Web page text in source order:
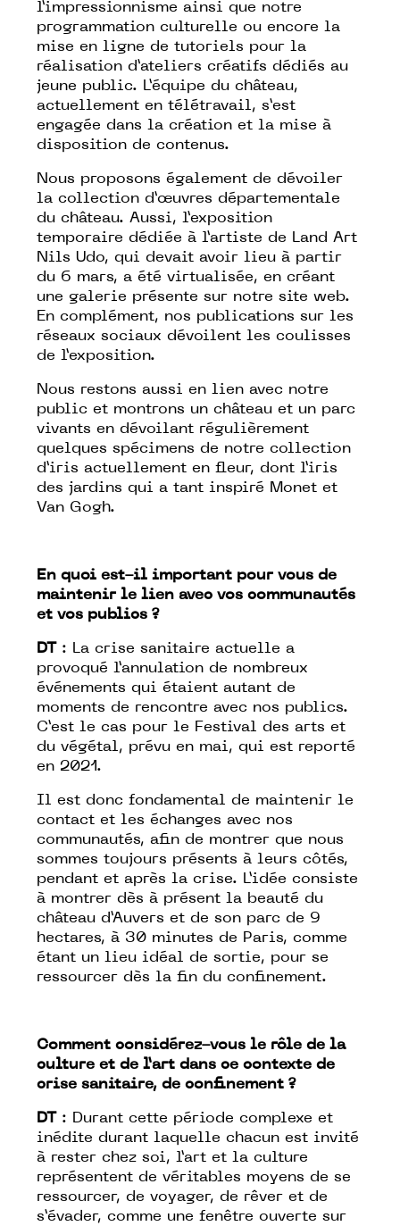
l’impressionnisme ainsi que notre
programmation culturelle ou encore la
mise en ligne de tutoriels pour la
réalisation d’ateliers créatifs dédiés au
jeune public. L’équipe du château,
actuellement en télétravail, s’est
engagée dans la création et la mise à
disposition de contenus.
Nous proposons également de dévoiler
la collection d’œuvres départementale
du château. Aussi, l’exposition
temporaire dédiée à l’artiste de Land Art
Nils Udo, qui devait avoir lieu à partir
du 6 mars, a été virtualisée, en créant
une galerie présente sur notre site web.
En complément, nos publications sur les
réseaux sociaux dévoilent les coulisses
de l’exposition.
Nous restons aussi en lien avec notre
public et montrons un château et un parc
vivants en dévoilant régulièrement
quelques spécimens de notre collection
d’iris actuellement en fleur, dont l’iris
des jardins qui a tant inspiré Monet et
Van Gogh.
En quoi est-il important pour vous de
maintenir le lien avec vos communautés
et vos publics ?
DT
: La crise sanitaire actuelle a
provoqué l’annulation de nombreux
événements qui étaient autant de
moments de rencontre avec nos publics.
C’est le cas pour le Festival des arts et
du végétal, prévu en mai, qui est reporté
en 2021.
Il est donc fondamental de maintenir le
contact et les échanges avec nos
communautés, afin de montrer que nous
sommes toujours présents à leurs côtés,
pendant et après la crise. L’idée consiste
à montrer dès à présent la beauté du
château d’Auvers et de son parc de 9
hectares, à 30 minutes de Paris, comme
étant un lieu idéal de sortie, pour se
ressourcer dès la fin du confinement.
Comment considérez-vous le rôle de la
culture et de l’art dans ce contexte de
crise sanitaire, de confinement ?
DT
: Durant cette période complexe et
inédite durant laquelle chacun est invité
à rester chez soi, l’art et la culture
représentent de véritables moyens de se
ressourcer, de voyager, de rêver et de
s’évader, comme une fenêtre ouverte sur